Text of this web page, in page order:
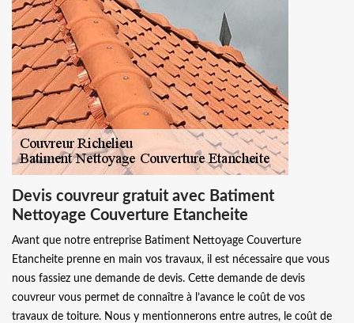
Devis couvreur gratuit avec Batiment
Nettoyage Couverture Etancheite
Avant que notre entreprise Batiment Nettoyage Couverture
Etancheite prenne en main vos travaux, il est nécessaire que vous
nous fassiez une demande de devis. Cette demande de devis
couvreur vous permet de connaître à l’avance le coût de vos
travaux de toiture. Nous y mentionnerons entre autres, le coût de